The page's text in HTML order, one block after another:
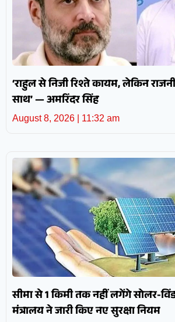
‘राहुल से निजी रिश्ते कायम, लेकिन
साथ’ — अमरिंदर सिंह
August 8, 2026 11:32 am
सीमा से 1 किमी तक नहीं लगेंगे सोलर-
मंत्रालय ने जारी किए नए सुरक्षा नियम